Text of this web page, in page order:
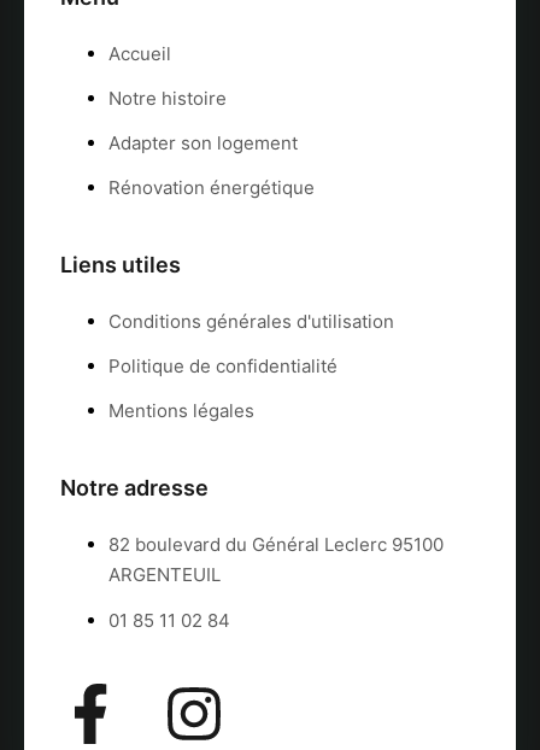
Accueil
Notre histoire
Adapter son logement
Rénovation énergétique
Liens utiles
Conditions générales d'utilisation
Politique de confidentialité
Mentions légales
Notre adresse
82 boulevard du Général Leclerc 95100
ARGENTEUIL
01 85 11 02 84